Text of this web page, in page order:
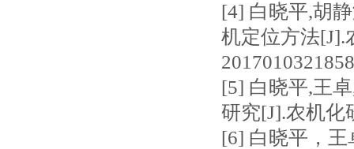
[4] 白晓平,胡
机定位方法[J].
[5] 白晓平,王
研究[J].农机化
[6] 白晓平，